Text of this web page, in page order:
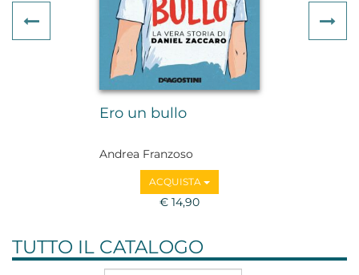
Ero un bullo
Andrea Franzoso
ACQUISTA
€ 14,90
Previous
TUTTO IL CATALOGO